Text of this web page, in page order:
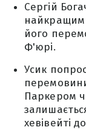
Сергій
найкращим
його
Ф'юрі.
Усик
Паркером
хевівейті